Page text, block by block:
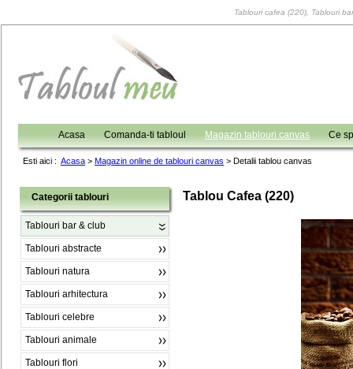
Tablouri cafea (220), Tablouri
Acasa Comanda-ti tabloul Magazin tablouri canvas Ce
Esti aici : Acasa > Magazin online de tablouri canvas > Detalii tablou canvas
Categorii tablouri
Tablouri bar & club
Tablouri abstracte
Tablouri natura
Tablouri arhitectura
Tablouri celebre
Tablouri animale
Tablouri flori
Tablou Cafea (220)